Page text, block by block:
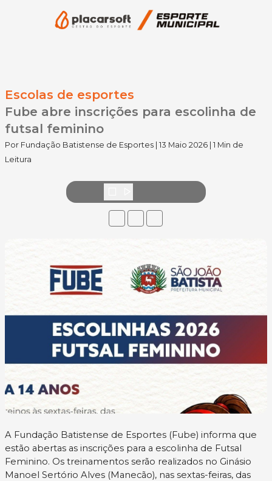
Escolas de esportes
Fube abre inscrições para escolinha de
futsal feminino
Por Fundação Batistense de Esportes | 13 Maio 2026 | 1 Min de
Leitura
A Fundação Batistense de Esportes (Fube) informa que
estão abertas as inscrições para a escolinha de Futsal
Feminino. Os treinamentos serão realizados no Ginásio
Manoel Sertório Alves (Manecão), nas sextas-feiras, das